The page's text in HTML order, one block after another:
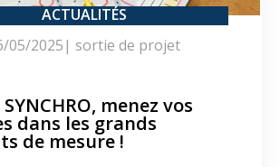
ACTUALITÉS
05/2025| sortie de projet
menez vos
dans les grands
de mesure !